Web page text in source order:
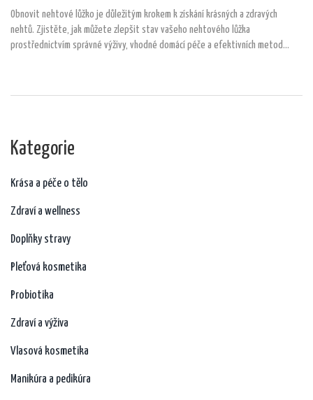
Obnovit nehtové lůžko je důležitým krokem k získání krásných a zdravých
nehtů. Zjistěte, jak můžete zlepšit stav vašeho nehtového lůžka
prostřednictvím správné výživy, vhodné domácí péče a efektivních metod
Kategorie
Krása a péče o tělo
Zdraví a wellness
Doplňky stravy
Pleťová kosmetika
Probiotika
Zdraví a výživa
Vlasová kosmetika
Manikúra a pedikúra